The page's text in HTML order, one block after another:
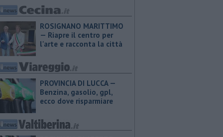
ROSIGNANO MARITTIMO
— Riapre il centro per
l'arte e racconta la città
PROVINCIA DI LUCCA — ​
Benzina, gasolio, gpl,
ecco dove risparmiare